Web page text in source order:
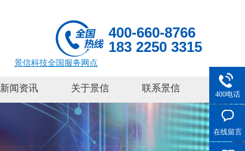
400-660-8766
183 2250 3315
景信科技全国服务网点
新闻资讯 关于景信 联系景信
400电话
在线留言